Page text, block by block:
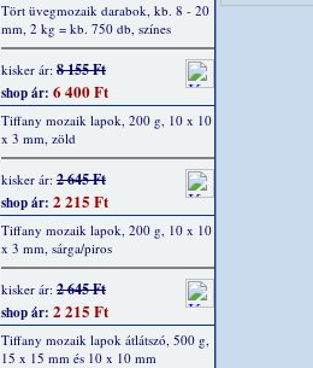
Tört üvegmozaik darabok, kb. 8 - 20
mm, 2 kg = kb. 750 db, színes
kisker ár: 8 155 Ft
shop ár: 6 400 Ft
Tiffany mozaik lapok, 200 g, 10 x 10
x 3 mm, zöld
kisker ár: 2 645 Ft
shop ár: 2 215 Ft
Tiffany mozaik lapok, 200 g, 10 x 10
x 3 mm, sárga/piros
kisker ár: 2 645 Ft
shop ár: 2 215 Ft
Tiffany mozaik lapok átlátszó, 500 g,
15 x 15 mm és 10 x 10 mm